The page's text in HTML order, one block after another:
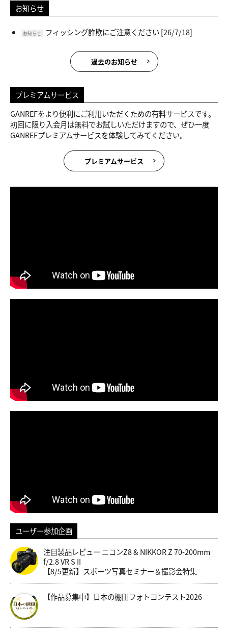
お知らせ
お知らせ フィッシング詐欺にご注意ください[26/7/18]
過去のお知らせ
プレミアムサービス
GANREFをより便利にご利用いただくための有料サービスです。
初回に限り入会月は無料でお試しいただけますので、ぜひ一度
GANREFプレミアムサービスを体験してみてください。
プレミアムサービス
ユーザー参加企画
注目製品レビュー ニコンZ8 & NIKKOR Z 70-200mm
f/2.8 VR S II
【8/5更新】スポーツ写真セミナー＆撮影会特集
【作品募集中】日本の棚田フォトコンテスト2026